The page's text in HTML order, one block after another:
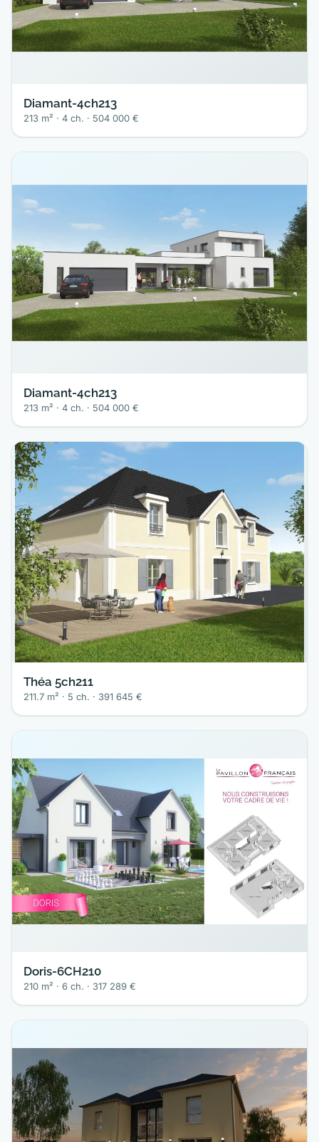
Diamant-4ch213
213 m² · 4 ch. · 504 000 €
Diamant-4ch213
213 m² · 4 ch. · 504 000 €
Théa 5ch211
211.7 m² · 5 ch. · 391 645 €
Doris-6CH210
210 m² · 6 ch. · 317 289 €